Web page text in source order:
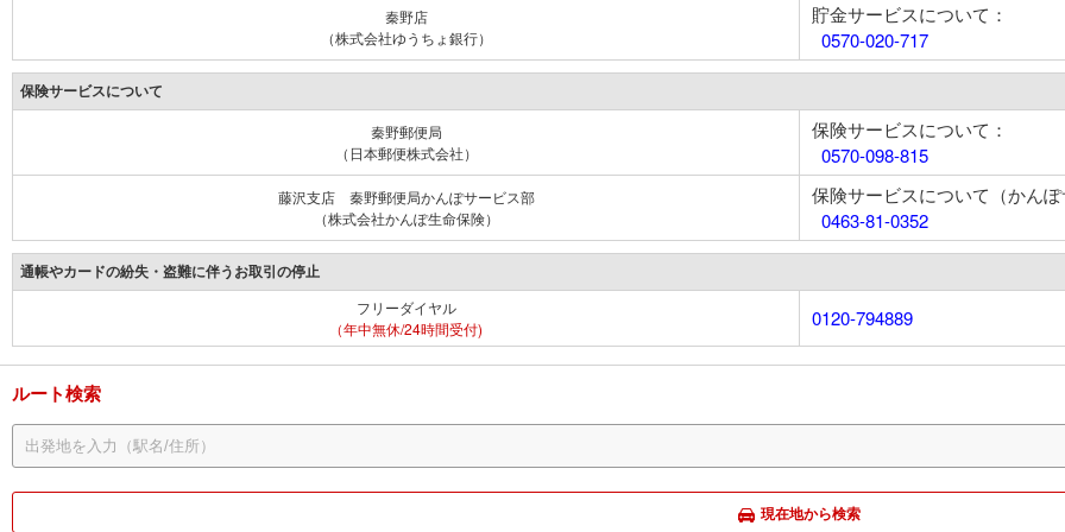
秦野店
（株式会社ゆうちょ銀行）
貯金サービスについて：
0570-020-717
保険サービスについて
秦野郵便局
（日本郵便株式会社）
保険サービスについて：
0570-098-815
藤沢支店 秦野郵便局かんぽサービス部
（株式会社かんぽ生命保険）
保険サービスについて（かんぽ
0463-81-0352
通帳やカードの紛失・盗難に伴うお取引の停止
フリーダイヤル
（年中無休/24時間受付)
0120-794889
ルート検索
現在地から検索